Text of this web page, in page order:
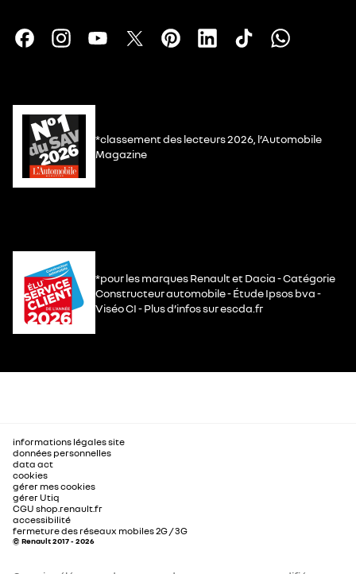
*classement des lecteurs 2026, l’Automobile
Magazine
*pour les marques Renault et Dacia - Catégorie
Constructeur automobile - Étude Ipsos bva -
Viséo CI - Plus d’infos sur escda.fr
informations légales site
données personnelles
data act
cookies
gérer mes cookies
gérer Utiq
CGU shop.renault.fr
accessibilité
fermeture des réseaux mobiles 2G / 3G
© Renault 2017 - 2026